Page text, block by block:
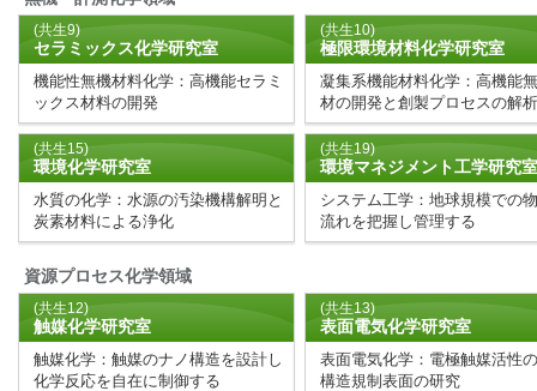
ールプロジェクトが新聞で
2025.10.18
分子集合体化学研究室（第
た。
2025.10.15 第11研究室の研究成果がプ
2025.10.6
バイオプロセス化学研究室
ました。
ともご参加ください！
2025.9.23
ソフト材料化学研究室（第
た。
(共生9)
セラミックス化学研究室
機能性無機材料化学：高機能セラミ
ックス材料の開発
(共生10)
極限環境材料化学研究室
凝集系機能材料化学：高機能
材の開発と創製プロセスの解析
(共生15)
環境化学研究室
水質の化学：水源の汚染機構解明と
炭素材料による浄化
(共生19)
環境マネジメント工学研究室
システム工学：地球規模での
流れを把握し管理する
資源プロセス化学領域
(共生12)
触媒化学研究室
触媒化学：触媒のナノ構造を設計し
化学反応を自在に制御する
(共生13)
表面電気化学研究室
表面電気化学：電極触媒活性
構造規制表面の研究